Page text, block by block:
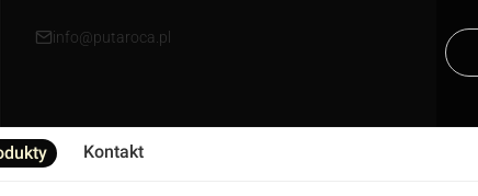
info@putaroca.pl
Kontakt